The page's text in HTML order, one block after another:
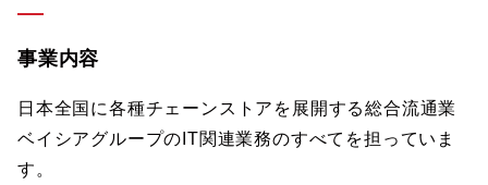
事業内容
日本全国に各種チェーンストアを展開する総合流通業
ベイシアグループのIT関連業務のすべてを担っていま
す。